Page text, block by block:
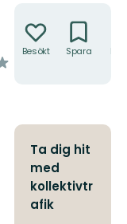
Besökt Spara
Ta dig hit
med
kollektivtr
afik